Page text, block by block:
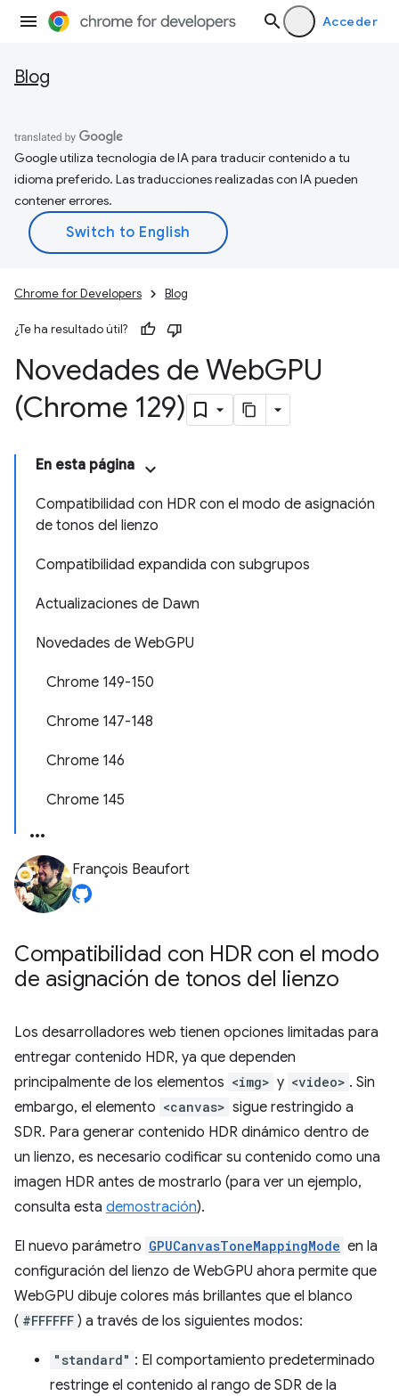
Acceder
Blog
Google utiliza tecnología de IA para traducir contenido a tu
idioma preferido. Las traducciones realizadas con IA pueden
contener errores.
Chrome for Developers Blog
¿Te ha resultado útil?
Novedades de WebGPU
(Chrome 129)
En esta página
Compatibilidad con HDR con el modo de asignación
de tonos del lienzo
Compatibilidad expandida con subgrupos
Actualizaciones de Dawn
Novedades de WebGPU
Chrome 149-150
Chrome 147-148
Chrome 146
Chrome 145
François Beaufort
Compatibilidad con HDR con el modo
de asignación de tonos del lienzo
Los desarrolladores web tienen opciones limitadas para
entregar contenido HDR, ya que dependen
principalmente de los elementos <img> y <video> . Sin
embargo, el elemento <canvas> sigue restringido a
SDR. Para generar contenido HDR dinámico dentro de
un lienzo, es necesario codificar su contenido como una
imagen HDR antes de mostrarlo (para ver un ejemplo,
consulta esta demostración).
El nuevo parámetro GPUCanvasToneMappingMode en la
configuración del lienzo de WebGPU ahora permite que
WebGPU dibuje colores más brillantes que el blanco
( #FFFFFF ) a través de los siguientes modos:
"standard" : El comportamiento predeterminado
restringe el contenido al rango de SDR de la